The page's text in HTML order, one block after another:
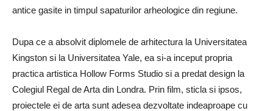
antice gasite in timpul sapaturilor arheologice din regiune.
Dupa ce a absolvit diplomele de arhitectura la Universitatea
Kingston si la Universitatea Yale, ea si-a inceput propria
practica artistica Hollow Forms Studio si a predat design la
Colegiul Regal de Arta din Londra. Prin film, sticla si ipsos,
proiectele ei de arta sunt adesea dezvoltate indeaproape cu